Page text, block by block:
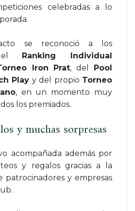
celebradas a lo
se reconoció a los
Ranking Individual
Iron Prat, del Pool
Play y del propio Torneo
, en un momento muy
los premiados.
y muchas sorpresas
acompañada además por
y regalos gracias a la
patrocinadores y empresas